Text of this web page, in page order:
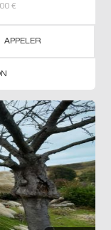
€
APPELER